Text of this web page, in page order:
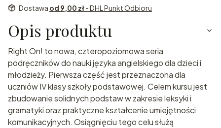
Dostawa od 9,00 zł- DHL Punkt Odbioru
Opis produktu
Right On! to nowa, czteropoziomowa seria
podręczników do nauki języka angielskiego dla dzieci i
młodzieży. Pierwsza część jest przeznaczona dla
uczniów IV klasy szkoły podstawowej. Celem kursu jest
zbudowanie solidnych podstaw w zakresie leksyki i
gramatyki oraz praktyczne kształcenie umiejętności
komunikacyjnych. Osiągnięciu tego celu służą